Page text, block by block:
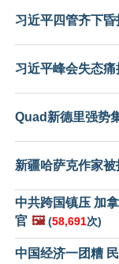
习近平四管齐下
习近平峰会失态
Quad新德里强势
新疆哈萨克作家
中共跨国镇压 加
官 🖼️ (58,691次)
中国经济一团糟